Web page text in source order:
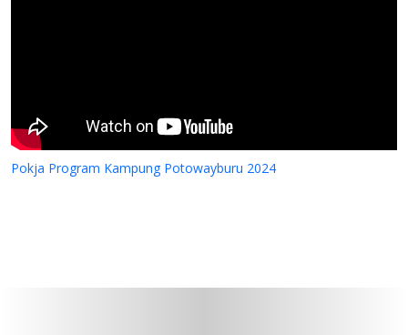
Pokja Program Kampung Potowayburu 2024